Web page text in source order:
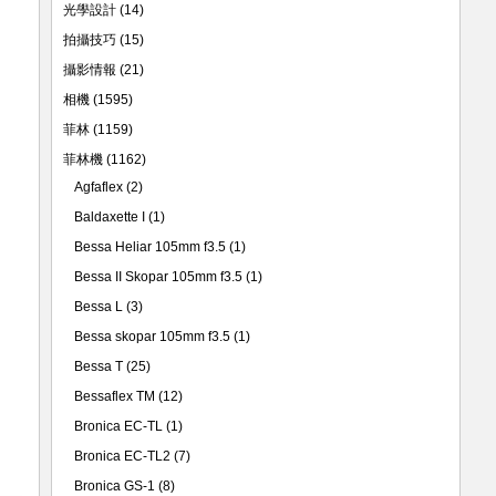
光學設計 (14)
拍攝技巧 (15)
攝影情報 (21)
相機 (1595)
菲林 (1159)
菲林機 (1162)
Agfaflex (2)
Baldaxette I
(1)
Bessa Heliar 105mm f3.5 (1)
Bessa II Skopar 105mm f3.5 (1)
Bessa L (3)
Bessa skopar 105mm f3.5 (1)
Bessa T (25)
Bessaflex TM (12)
Bronica EC-TL (1)
Bronica EC-TL2 (7)
Bronica GS-1 (8)